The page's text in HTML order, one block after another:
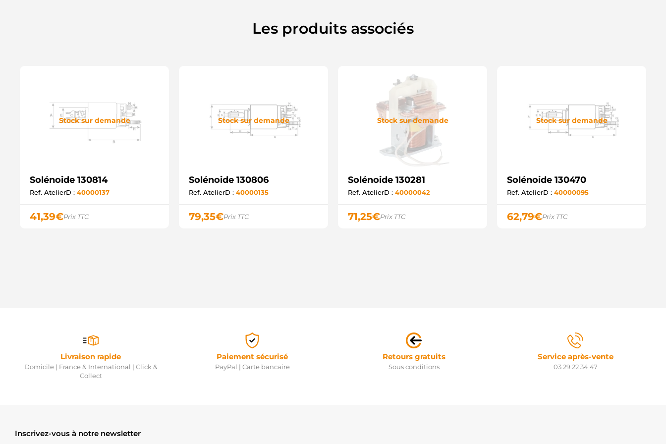
SSB9258 KRAUF
SSO10105 SANDO
UD14370SS(ZM) AS-PL
UD805128(BOSCH)SS AS-PL
227188 ERA
SOL1003 ELECTROLOG
Les produits associés
Stock sur demande
Solénoide 130814
Ref. AtelierD : 40000137
41,39€Prix TTC
Stock sur demande
Solénoide 130806
Ref. AtelierD : 40000135
79,35€Prix TTC
Stock sur demande
Solénoide 130281
Ref. AtelierD : 40000042
71,25€Prix TTC
Stock sur demande
Solénoide 130470
Ref. AtelierD : 40000095
62,79€Prix TTC
Livraison rapide
Domicile | France & International | Click &
Collect
Paiement sécurisé
PayPal | Carte bancaire
Retours gratuits
Sous conditions
Service après-vente
03 29 22 34 47
Inscrivez-vous à notre newsletter